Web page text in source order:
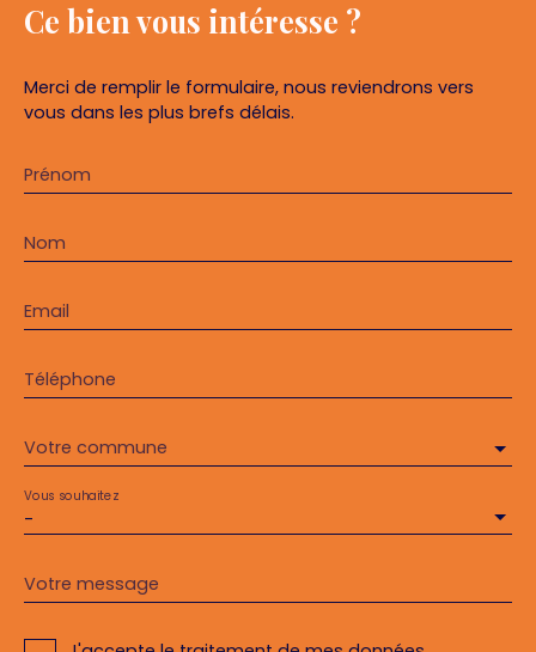
Ce bienvous intéresse ?
Merci de remplir le formulaire, nous reviendrons vers
vous dans les plus brefs délais.
Prénom
Nom
Email
Téléphone
Votre commune
-
Vous souhaitez
Votre message